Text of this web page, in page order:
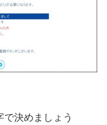
決めましょう